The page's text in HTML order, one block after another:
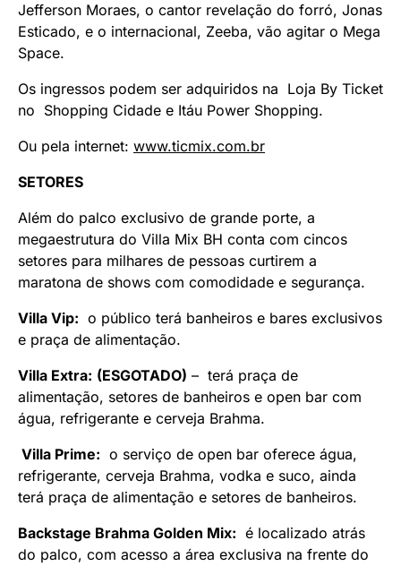
Jefferson Moraes, o cantor revelação do forró, Jonas
Esticado, e o internacional, Zeeba, vão agitar o Mega
Space.
Os ingressos podem ser adquiridos na Loja By Ticket
no Shopping Cidade e Itáu Power Shopping.
Ou pela internet: www.ticmix.com.br
SETORES
Além do palco exclusivo de grande porte, a
megaestrutura do Villa Mix BH conta com cincos
setores para milhares de pessoas curtirem a
maratona de shows com comodidade e segurança.
Villa Vip: o público terá banheiros e bares exclusivos
e praça de alimentação.
Villa Extra: (ESGOTADO) – terá praça de
alimentação, setores de banheiros e open bar com
água, refrigerante e cerveja Brahma.
Villa Prime: o serviço de open bar oferece água,
refrigerante, cerveja Brahma, vodka e suco, ainda
terá praça de alimentação e setores de banheiros.
Backstage Brahma Golden Mix: é localizado atrás
do palco, com acesso a área exclusiva na frente do